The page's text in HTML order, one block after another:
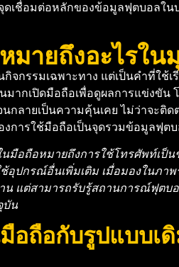
ดเชื่อมต่อหลักของข้อมูลฟุตบอล
มายถึงอะไรใน
จกรรมเฉพาะทาง แต่เป็นคำที่ใ
ากเปิดมือถือเพื่อดูผลการแข่งขั
ลายเป็นความคุ้นเคย ไม่ว่าจะ
การใช้มือถือเป็นจุดรวมข้อมูลฟุต
มือถือหมายถึงการใช้โทรศัพท์เป็
อุปกรณ์อื่นเพิ่มเติม เมื่อมองในภ
าน แต่สามารถรับรู้สถานการณ์ฟุ
บัน
อถือกับรูปแบบเ